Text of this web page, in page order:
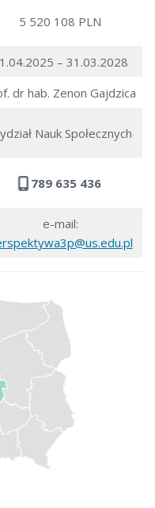
5 520 108 PLN
– 31.03.2028
dr hab. Zenon Gajdzica
Nauk Społecznych
789 635 436
e-mail: